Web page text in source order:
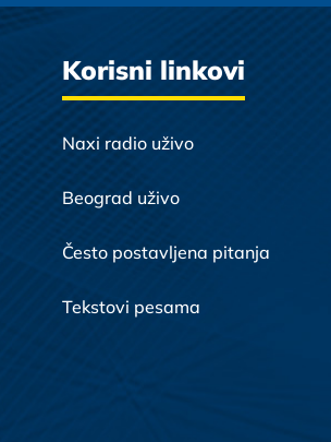
Korisni linkovi
Naxi radio uživo
Beograd uživo
Često postavljena pitanja
Tekstovi pesama